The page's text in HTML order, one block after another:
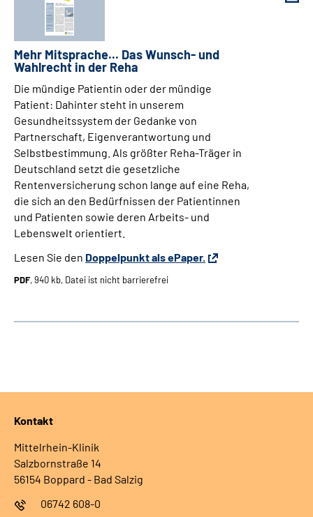
Mehr Mitsprache... Das Wunsch- und
Wahlrecht in der Reha
Die mündige Patientin oder der mündige
Patient: Dahinter steht in unserem
Gesundheitssystem der Gedanke von
Partnerschaft, Eigenverantwortung und
Selbstbestimmung. Als größter Reha-Träger in
Deutschland setzt die gesetzliche
Rentenversicherung schon lange auf eine Reha,
die sich an den Bedürfnissen der Patientinnen
und Patienten sowie deren Arbeits- und
Lebenswelt orientiert.
Lesen Sie den Doppelpunkt als ePaper.
PDF, 940 kb, Datei ist nicht barrierefrei
Kontakt
Mittelrhein-Klinik
Salzbornstraße 14
56154 Boppard - Bad Salzig
06742 608-0